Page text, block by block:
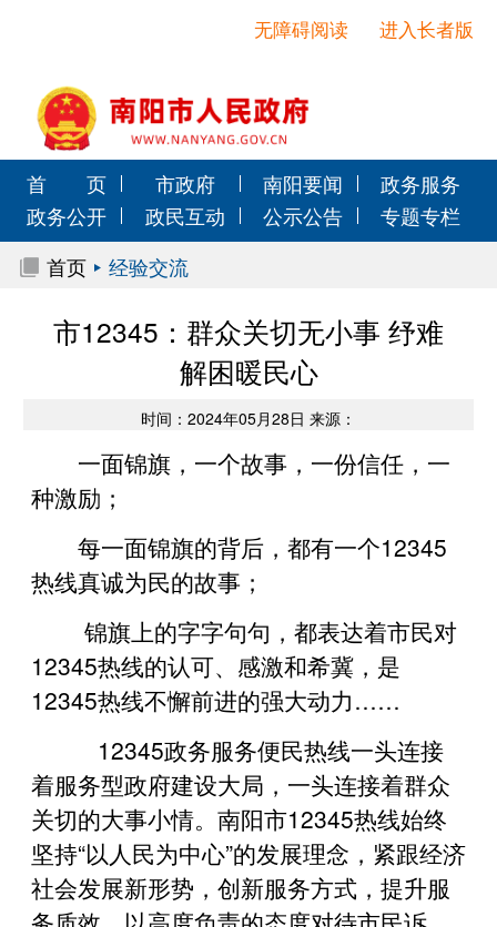
进入长者版
无障碍阅读
首 页 市政府 南阳要闻
政务服务
政务公开
政民互动 公示公告
专题专栏
首页
经验交流
市12345：群众关切无小事 纾难
解困暖民心
时间：2024年05月28日 来源：
一面锦旗，一个故事，一份信任，一
种激励；
每一面锦旗的背后，都有一个12345
热线真诚为民的故事；
锦旗上的字字句句，都表达着市民对
12345热线的认可、感激和希冀，是
12345热线不懈前进的强大动力……
12345政务服务便民热线一头连接
着服务型政府建设大局，一头连接着群众
关切的大事小情。南阳市12345热线始终
坚持“以人民为中心”的发展理念，紧跟经济
社会发展新形势，创新服务方式，提升服